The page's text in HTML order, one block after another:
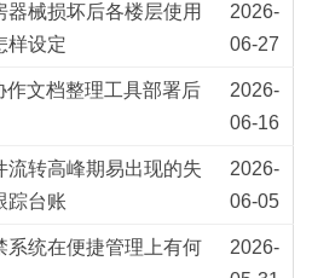
械损坏后各楼层使用
样设定
2026-
06-27
文档整理工具部署后
2026-
06-16
流转高峰期易出现的失
踪台账
2026-
06-05
系统在便捷管理上有何
2026-